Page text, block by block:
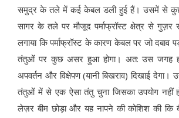
समुद्र के तले में कई केबल डली हुई हैं। उसमें से कुछ
सागर के तले पर मौजूद पर्माफ्रॉस्ट क्षेत्र से गुज़र
लगाया कि पर्माफ्रॉस्ट के कारण केबल पर जो दबाव
तंतुओं पर कुछ असर हुआ होगा। अत: उस जगह
अपवर्तन और विक्षेपण (यानी बिखराव) दिखाई
तंतुओं में से एक ऐसा तंतु चुना जिसका उपयोग नहीं
लेज़र बीम छोड़ा और यह नापने की कोशिश की कि